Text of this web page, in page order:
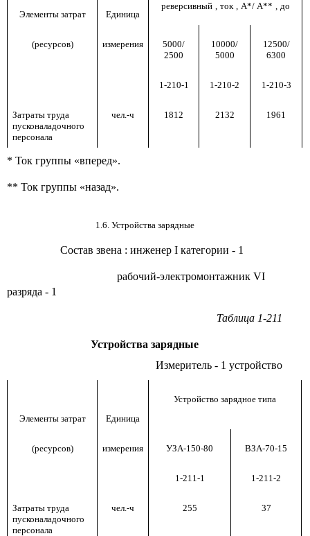
Элементы затрат Единица
реверсивный , ток , А*/А** , до
(ресурсов) измерения 5000/
2500
10000/
5000
12500/
6300
1-210-1 1-210-2 1-210-3
Затраты труда
пусконаладочного
персонала
чел.-ч 1812 2132 1961
* Ток группы «вперед».
** Ток группы «назад».
1.6. Устройства зарядные
Состав звена : инженерI категории - 1
рабочий-электромонтажник VI
разряда - 1
Таблица 1-211
Устройства зарядные
Измеритель - 1 устройство
Элементы затрат Единица
Устройство зарядное типа
(ресурсов) измерения УЗА-150-80 ВЗА-70-15
1-211-1 1-211-2
Затраты труда
пусконаладочного
персонала
чел.-ч 255 37